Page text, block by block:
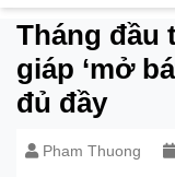
Tháng đầu
giáp ‘mở
đủ đầy
Pham Thuong